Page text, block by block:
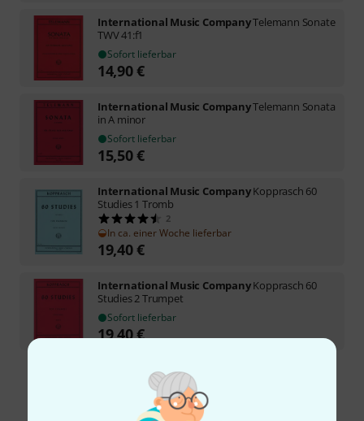
International Music CompanyTelemann Sonate
TWV 41:f1
Sofort lieferbar
14,90€
International Music CompanyTelemann Sonata
in A minor
Sofort lieferbar
15,50€
International Music CompanyKopprasch 60
Studies 1 Tromb
2
In ca. einer Woche lieferbar
19,40€
International Music CompanyKopprasch 60
Studies 2 Trumpet
Sofort lieferbar
19,40€
Kostenloser Versand ab € 69
Alle Preise inkl. MwSt.